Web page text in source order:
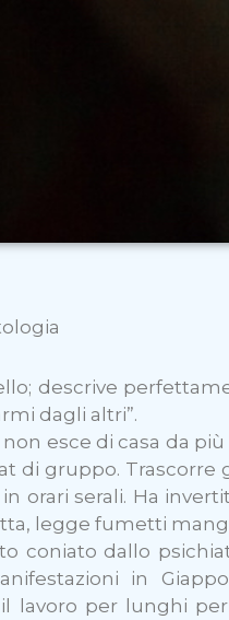
descrive
dagli altri”.
non esce di casa da
di gruppo. Trascorre
orari serali. Ha
legge fumetti
coniato dallo
in
lavoro per lunghi